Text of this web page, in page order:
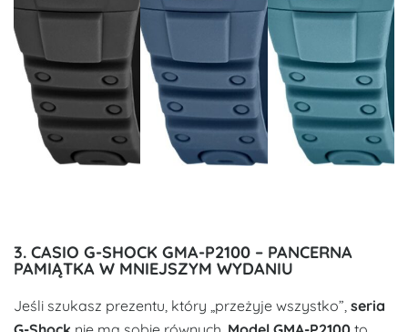
3. CASIO G-SHOCK GMA-P2100 – PANCERNA
PAMIĄTKA W MNIEJSZYM WYDANIU
Jeśli szukasz prezentu, który „przeżyje wszystko”, seria